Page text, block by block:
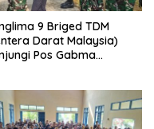
9 Briged TDM
Darat Malaysia)
Pos Gabma